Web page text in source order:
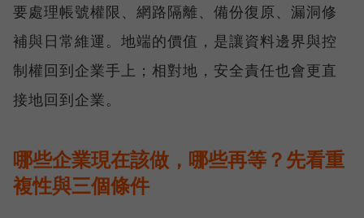
要處理帳號權限、網路隔離、備份復原、漏洞修
補與日常維運。地端的價值，是讓資料邊界與控
制權回到企業手上；相對地，安全責任也會更直
接地回到企業。
哪些企業現在該做，哪些再等？先看重
複性與三個條件